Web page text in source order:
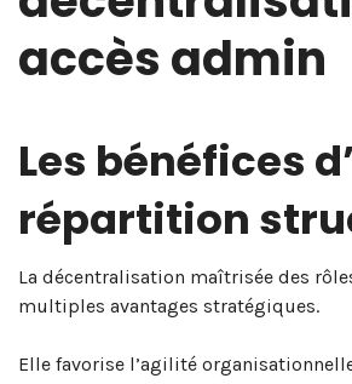
accès admin
Les bénéfices
répartition
La décentralisation maîtrisée des
multiples avantages stratégiques.
Elle favorise l’agilité